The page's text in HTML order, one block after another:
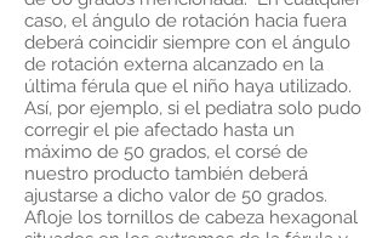
caso, el ángulo de rotación hacia fuera
deberá coincidir siempre con el ángulo
de rotación externa alcanzado en la
última férula que el niño haya utilizado.
Así, por ejemplo, si el pediatra solo pudo
corregir el pie afectado hasta un
máximo de 50 grados, el corsé de
nuestro producto también deberá
ajustarse a dicho valor de 50 grados.
Afloje los tornillos de cabeza hexagonal